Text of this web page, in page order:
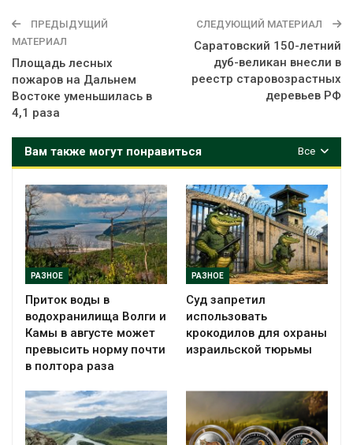
ПРЕДЫДУЩИЙ
МАТЕРИАЛ
Площадь лесных
пожаров на Дальнем
Востоке уменьшилась в
4,1 раза
СЛЕДУЮЩИЙ МАТЕРИАЛ
Саратовский 150-летний
дуб-великан внесли в
реестр старовозрастных
деревьев РФ
Все
Вам также могут понравиться
РАЗНОЕ
Приток воды в
водохранилища Волги и
Камы в августе может
превысить норму почти
в полтора раза
РАЗНОЕ
Суд запретил
использовать
крокодилов для охраны
израильской тюрьмы